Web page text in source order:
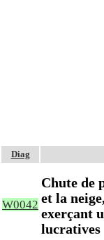
Diag
W0042
Chute de
et la
exerçant
lucratives